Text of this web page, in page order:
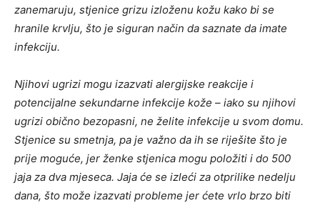
zanemaruju, stjenice grizu izloženu kožu kako bi se
hranile krvlju, što je siguran način da saznate da imate
infekciju.
Njihovi ugrizi mogu izazvati alergijske reakcije i
potencijalne sekundarne infekcije kože – iako su njihovi
ugrizi obično bezopasni, ne želite infekcije u svom domu.
Stjenice su smetnja, pa je važno da ih se riješite što je
prije moguće, jer ženke stjenica mogu položiti i do 500
jaja za dva mjeseca. Jaja će se izleći za otprilike nedelju
dana, što može izazvati probleme jer ćete vrlo brzo biti